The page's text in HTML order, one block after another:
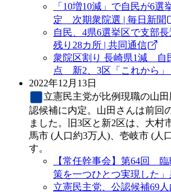
「10増10減」で自民が6
定 次期衆院選 | 毎日新聞
自民、4県6選挙区で支部
残り28カ所 | 共同通信
衆院区割り 長崎県1減 自
2022年12月13日
立憲民主党が比例現職の山
認候補に内定。山田さんは前回
ました。旧3区と新2区は、大村
馬市 (人口約3万人)、壱岐市 (人
す。
【常任幹事会】第64回
策を一つひとつ実現した
立憲民主党、公認候補69